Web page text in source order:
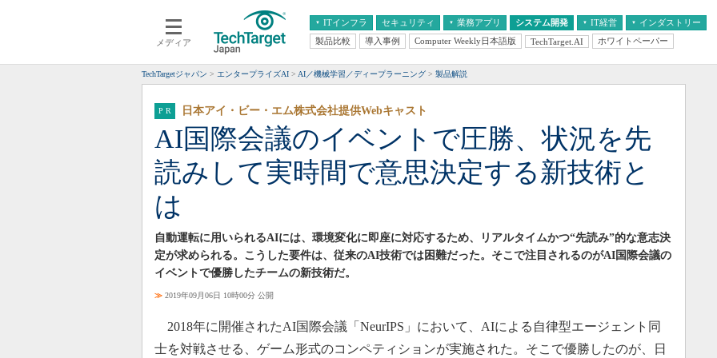
メディア
ITインフラ
クラウド
スマートモバイル
ネットワーク
システム運用管理
セキュリティ 業務アプリ
エンタープライズAI
ERP
CX
情報系システム
システム開発 IT経営
経営とIT
中堅・中小企業とIT
インダストリー
医療IT
製品比較 導入事例 Computer Weekly日本語版 TechTarget.AI ホワイトペーパー
TechTargetジャパン エンタープライズAI AI／機械学習／ディープラーニング 製品解説
AI国際会議のイベントで圧勝、状況を先
読みして実時間で意思決定する新技術と
は
日本アイ・ビー・エム株式会社提供Webキャスト
自動運転に用いられるAIには、環境変化に即座に対応するため、リアルタイムかつ“先読み”的な意志決
定が求められる。こうした要件は、従来のAI技術では困難だった。そこで注目されるのがAI国際会議の
イベントで優勝したチームの新技術だ。
≫ 2019年09月06日 10時00分 公開
2018年に開催されたAI国際会議「NeurIPS」において、AIによる自律型エージェント同
士を対戦させる、ゲーム形式のコンペティションが実施された。そこで優勝したのが、日